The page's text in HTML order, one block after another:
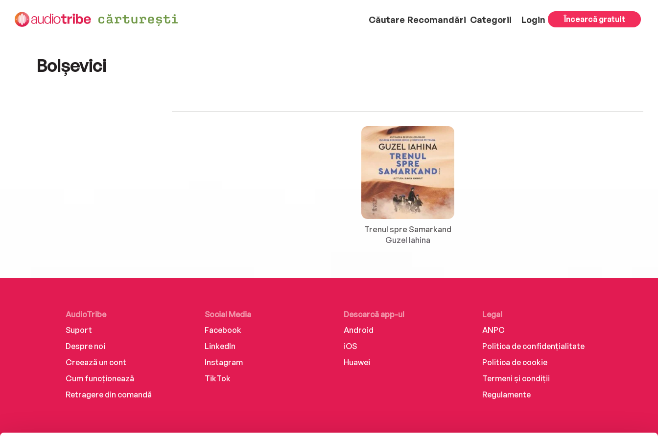
Căutare Recomandări Categorii Login Încearcă gratuit
Bolșevici
Trenul spre Samarkand
Guzel Iahina
AudioTribe
Suport
Despre noi
Creează un cont
Cum funcționează
Retragere din comandă
Social Media
Facebook
LinkedIn
Instagram
TikTok
Descarcă app-ul
Android
iOS
Huawei
Legal
ANPC
Politica de confidențialitate
Politica de cookie
Termeni și condiții
Regulamente